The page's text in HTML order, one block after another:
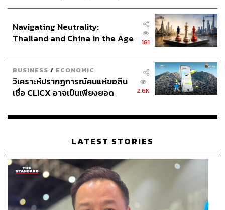
Navigating Neutrality:
Thailand and China in the Age
181
BUSINESS / ECONOMIC
วิเคราะห์ปรากฏการณ์คนแห่ขอสิน
เชื่อ CLICX อาจเป็นเพียงยอด
เรือนไทยที่ถูกซุกไว้
2.6K
LATEST STORIES